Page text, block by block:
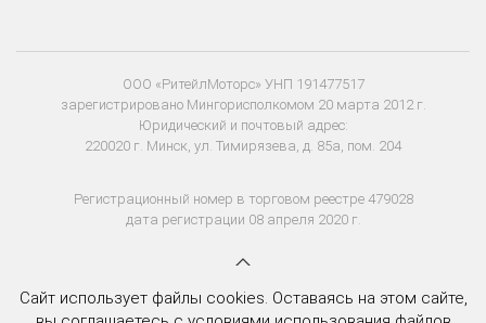
ООО «РитейлМоторс» УНП 191477517
зарегистрировано Мингорисполкомом 20 марта 2012 г.
Юридический и почтовый адрес:
220020 г. Минск, ул. Тимирязева, д. 85а, пом. 204
Регистрационный номер в торговом реестре 479028
дата регистрации 08 апреля 2020 г.
Сайт использует файлы cookies. Оставаясь на этом сайте,